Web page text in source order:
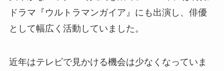
ドラマ『ウルトラマンガイア』にも出演し、俳優
として幅広く活動していました。
近年はテレビで見かける機会は少なくなっていま